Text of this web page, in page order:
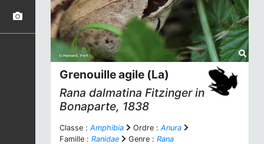
Grenouille agile (La)
Rana dalmatina Fitzingerin
Bonaparte, 1838
Classe : Amphibia Ordre : Anura
Famille : Ranidae Genre : Rana